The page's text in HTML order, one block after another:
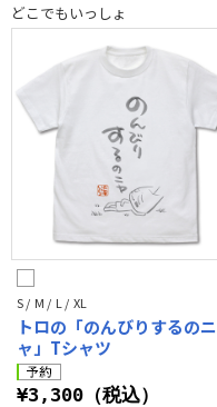
どこでもいっしょ
S / M / L / XL
トロの「のんびりするのニ
ャ」Tシャツ
¥3,300（税込）